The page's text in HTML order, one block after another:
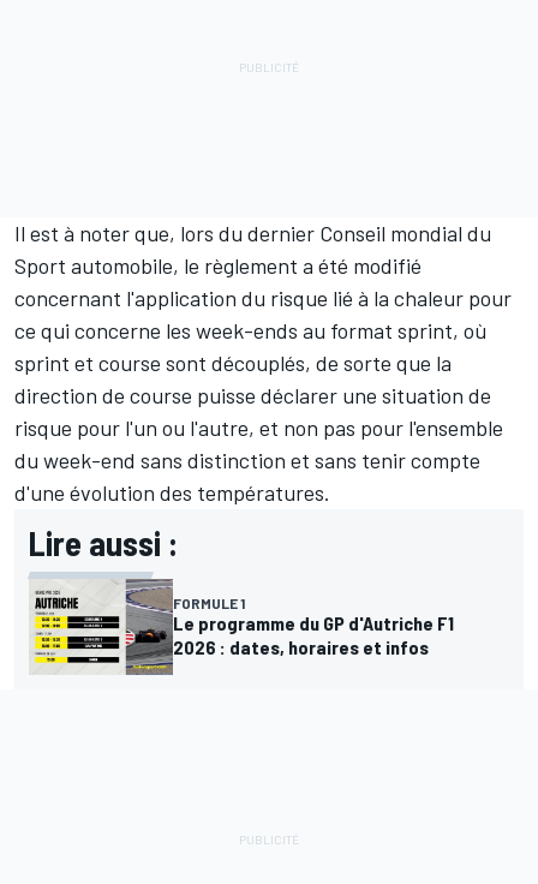
Il est à noter que, lors du dernier Conseil mondial du
Sport automobile, le règlement a été modifié
concernant l'application du risque lié à la chaleur pour
ce qui concerne les week-ends au format sprint, où
sprint et course sont découplés, de sorte que la
direction de course puisse déclarer une situation de
risque pour l'un ou l'autre, et non pas pour l'ensemble
du week-end sans distinction et sans tenir compte
d'une évolution des températures.
Lire aussi :
FORMULE 1
Le programme du GP d'Autriche F1
2026 : dates, horaires et infos